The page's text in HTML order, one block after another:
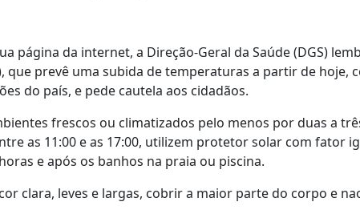
página da internet, a Direção-Geral da Saúde (DGS)
prevê uma subida de temperaturas a partir de hoje,
do país, e pede cautela aos cidadãos.
frescos ou climatizados pelo menos por duas a
as 11:00 e as 17:00, utilizem protetor solar com fator
e após os banhos na praia ou piscina.
clara, leves e largas, cobrir a maior parte do corpo e